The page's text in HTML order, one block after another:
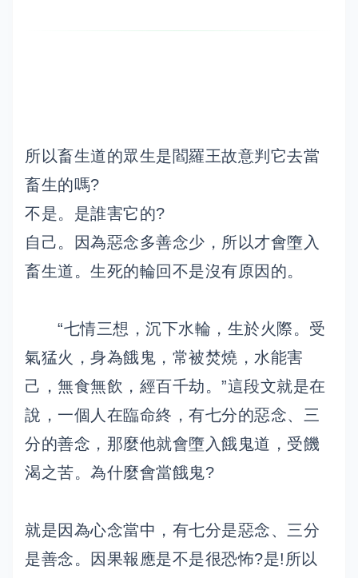
所以畜生道的眾生是閻羅王故意判它去當
畜生的嗎?
不是。是誰害它的?
自己。因為惡念多善念少，所以才會墮入
畜生道。生死的輪回不是沒有原因的。
“七情三想，沉下水輪，生於火際。受
氣猛火，身為餓鬼，常被焚燒，水能害
己，無食無飲，經百千劫。”這段文就是在
說，一個人在臨命終，有七分的惡念、三
分的善念，那麼他就會墮入餓鬼道，受饑
渴之苦。為什麼會當餓鬼?
就是因為心念當中，有七分是惡念、三分
是善念。因果報應是不是很恐怖?是!所以